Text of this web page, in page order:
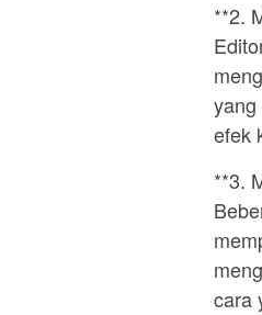
**2.
yang
efek
**3.
cara